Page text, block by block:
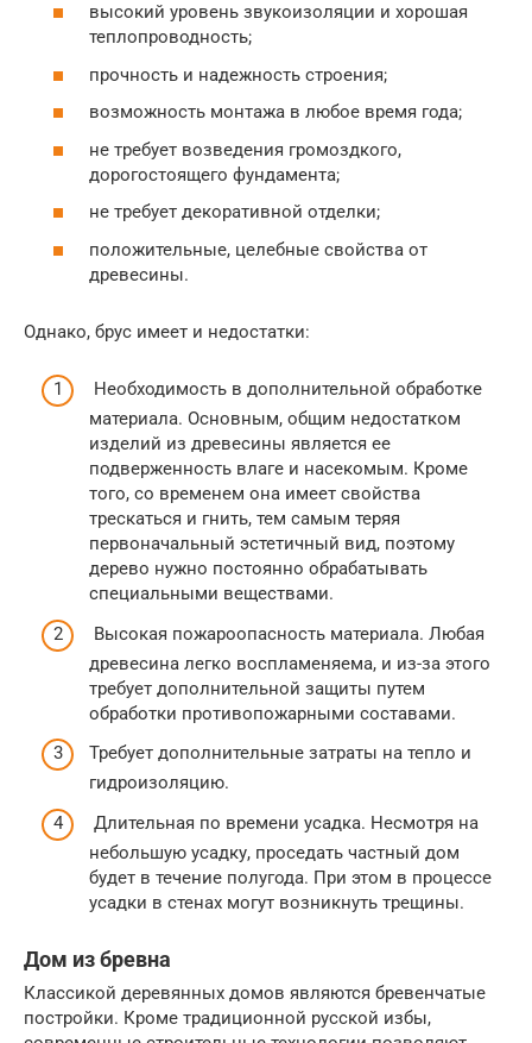
высокий уровень звукоизоляции и хорошая
теплопроводность;
прочность и надежность строения;
возможность монтажа в любое время года;
не требует возведения громоздкого,
дорогостоящего фундамента;
не требует декоративной отделки;
положительные, целебные свойства от
древесины.
Однако, брус имеет и недостатки:
Необходимость в дополнительной обработке
материала. Основным, общим недостатком
изделий из древесины является ее
подверженность влаге и насекомым. Кроме
того, со временем она имеет свойства
трескаться и гнить, тем самым теряя
первоначальный эстетичный вид, поэтому
дерево нужно постоянно обрабатывать
специальными веществами.
Высокая пожароопасность материала. Любая
древесина легко воспламеняема, и из-за этого
требует дополнительной защиты путем
обработки противопожарными составами.
Требует дополнительные затраты на тепло и
гидроизоляцию.
Длительная по времени усадка. Несмотря на
небольшую усадку, проседать частный дом
будет в течение полугода. При этом в процессе
усадки в стенах могут возникнуть трещины.
Дом из бревна
Классикой деревянных домов являются бревенчатые
постройки. Кроме традиционной русской избы,